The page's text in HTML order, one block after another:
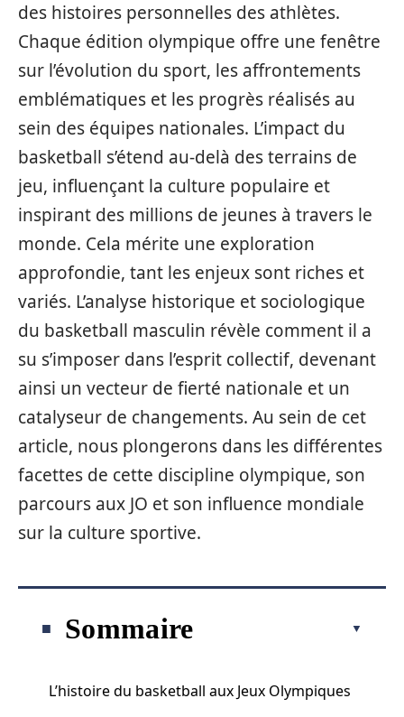
des histoires personnelles des athlètes.
Chaque édition olympique offre une fenêtre
sur l’évolution du sport, les affrontements
emblématiques et les progrès réalisés au
sein des équipes nationales. L’impact du
basketball s’étend au-delà des terrains de
jeu, influençant la culture populaire et
inspirant des millions de jeunes à travers le
monde. Cela mérite une exploration
approfondie, tant les enjeux sont riches et
variés. L’analyse historique et sociologique
du basketball masculin révèle comment il a
su s’imposer dans l’esprit collectif, devenant
ainsi un vecteur de fierté nationale et un
catalyseur de changements. Au sein de cet
article, nous plongerons dans les différentes
facettes de cette discipline olympique, son
parcours aux JO et son influence mondiale
sur la culture sportive.
Sommaire
L’histoire du basketball aux Jeux Olympiques